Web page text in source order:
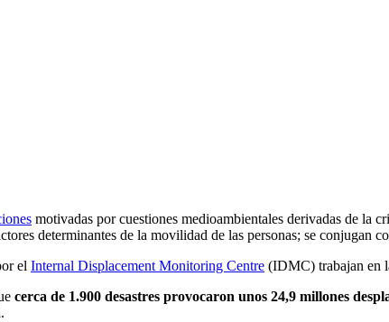
motivadas por cuestiones medioambientales derivadas de la
determinantes de la movilidad de las personas; se conjugan
el Internal Displacement Monitoring Centre (IDMC) trabajan en
cerca de 1.900 desastres provocaron unos 24,9 millones